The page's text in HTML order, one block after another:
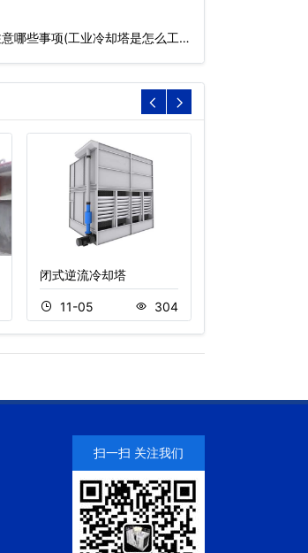
哪些事项(工业冷却塔是怎么工
闭式逆流冷却塔
11-05 304
扫一扫 关注我们